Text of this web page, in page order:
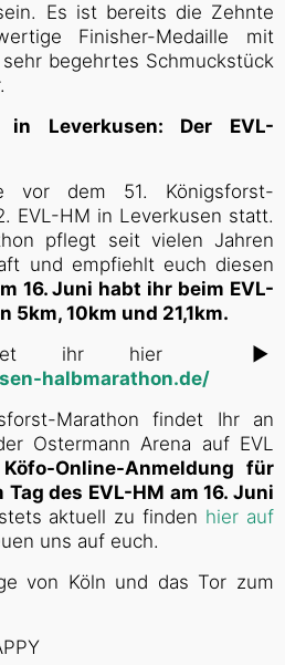
Es ist bereits die Zehnte
Finisher-Medaille mit
begehrtes Schmuckstück
Leverkusen: Der EVL-
vor dem 51. Königsforst-
EVL-HM in Leverkusen statt.
pflegt seit vielen Jahren
und empfiehlt euch diesen
16. Juni habt ihr beim EVL-
5km, 10km und 21,1km.
ihr hier ►
halbmarathon.de/
Marathon findet Ihr an
Ostermann Arena auf EVL
Online-Anmeldung für
des EVL-HM am 16. Juni
aktuell zu finden hier auf
uns auf euch.
von Köln und das Tor zum